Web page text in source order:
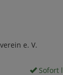
e. V.
Sofort